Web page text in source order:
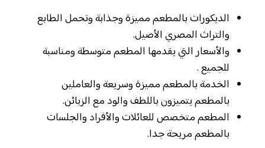
الديكورات بالمطعم مميزة وجذابة وتحمل الطابع
والتراث المصري الأصيل.
والأسعار التي يقدمها المطعم متوسطة ومناسبة
للجميع .
الخدمة بالمطعم مميزة وسريعة والعاملين
بالمطعم يتميزون باللطف والود مع الزبائن.
المطعم متخصص للعائلات والأفراد والجلسات
بالمطعم مريحة جدا.